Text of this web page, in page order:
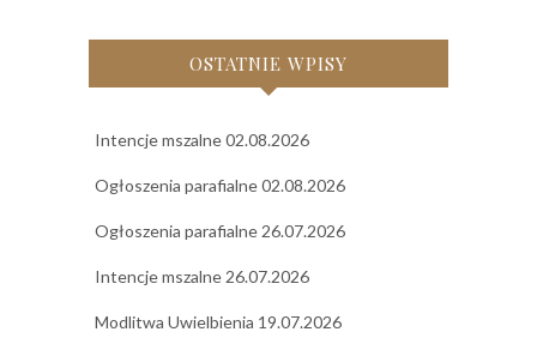
OSTATNIE WPISY
Intencje mszalne 02.08.2026
Ogłoszenia parafialne 02.08.2026
Ogłoszenia parafialne 26.07.2026
Intencje mszalne 26.07.2026
Modlitwa Uwielbienia 19.07.2026